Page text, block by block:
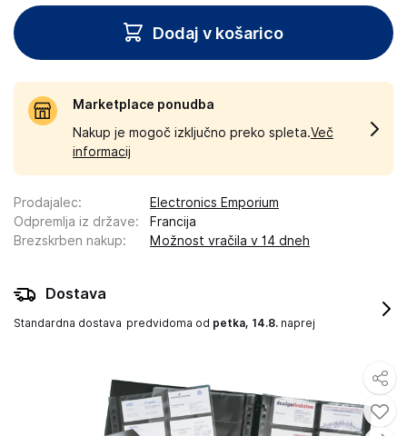
Dodaj v košarico
Marketplace ponudba
Nakup je mogoč izključno preko spleta.Več
informacij
Prodajalec:
Electronics Emporium
Odpremlja iz države:
Francija
Brezskrben nakup: Možnost vračila v 14 dneh
Dostava
Standardna dostava predvidoma od petka, 14.8. naprej